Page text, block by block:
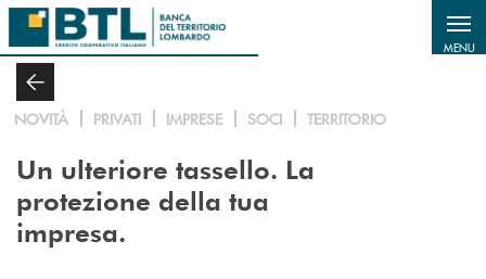
Salta al contenuto principale
MENU
NOVITÀ PRIVATI IMPRESE SOCI TERRITORIO
Un ulteriore tassello. La
protezione della tua
impresa.